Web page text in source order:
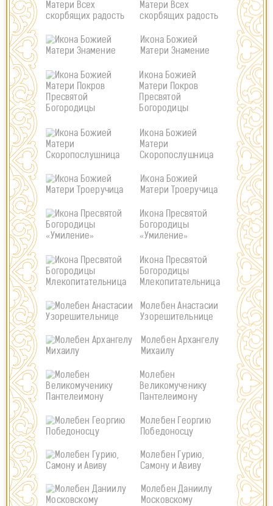
Матери Всех
скорбящих радость
Икона Божией
Матери Знамение
Икона Божией
Матери Покров
Пресвятой
Богородицы
Икона Божией
Матери
Скоропослушница
Икона Божией
Матери Троеручица
Икона Пресвятой
Богородицы
«Умиление»
Икона Пресвятой
Богородицы
Млекопитательница
Молебен Анастасии
Узорешительнице
Молебен Архангелу
Михаилу
Молебен
Великомученику
Пантелеимону
Молебен Георгию
Победоносцу
Молебен Гурию,
Самону и Авиву
Молебен Даниилу
Московскому